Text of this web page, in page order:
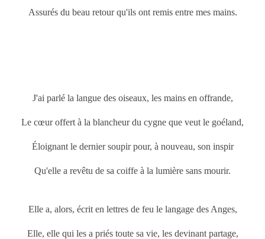
Assurés du beau retour qu'ils ont remis entre mes mains.
J'ai parlé la langue des oiseaux, les mains en offrande,
Le cœur offert à la blancheur du cygne que veut le goéland,
Éloignant le dernier soupir pour, à nouveau, son inspir
Qu'elle a revêtu de sa coiffe à la lumière sans mourir.
Elle a, alors, écrit en lettres de feu le langage des Anges,
Elle, elle qui les a priés toute sa vie, les devinant partage,